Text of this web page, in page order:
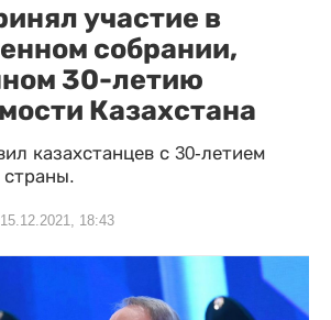
участие в
собрании,
30-летию
Казахстана
казахстанцев с 30-летием
15.12.2021, 18:43